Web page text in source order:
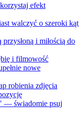
efekt
walczyć o szeroki kąt
i miłością do
i filmowość
nowe
robienia zdjęcia
— świadomie psuj